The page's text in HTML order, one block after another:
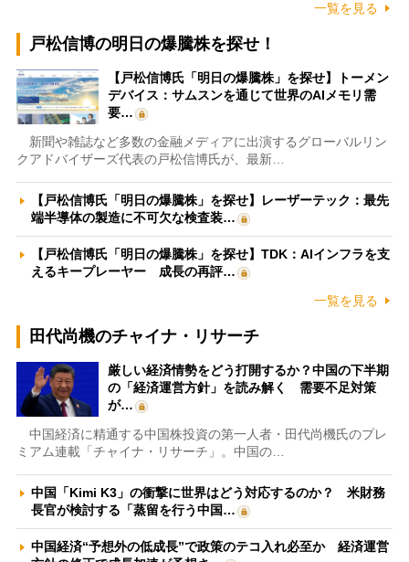
一覧を見る
戸松信博の明日の爆騰株を探せ！
【戸松信博氏「明日の爆騰株」を探せ】トーメン
デバイス：サムスンを通じて世界のAIメモリ需
要…
新聞や雑誌など多数の金融メディアに出演するグローバルリン
クアドバイザーズ代表の戸松信博氏が、最新…
【戸松信博氏「明日の爆騰株」を探せ】レーザーテック：最先
端半導体の製造に不可欠な検査装…
【戸松信博氏「明日の爆騰株」を探せ】TDK：AIインフラを支
えるキープレーヤー 成長の再評…
一覧を見る
田代尚機のチャイナ・リサーチ
厳しい経済情勢をどう打開するか？中国の下半期
の「経済運営方針」を読み解く 需要不足対策
が…
中国経済に精通する中国株投資の第一人者・田代尚機氏のプレ
ミアム連載「チャイナ・リサーチ」。中国の…
中国「Kimi K3」の衝撃に世界はどう対応するのか？ 米財務
長官が検討する「蒸留を行う中国…
中国経済“予想外の低成長”で政策のテコ入れ必至か 経済運営